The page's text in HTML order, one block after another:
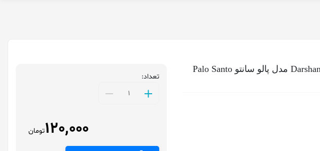
تعداد:
120,000تومان